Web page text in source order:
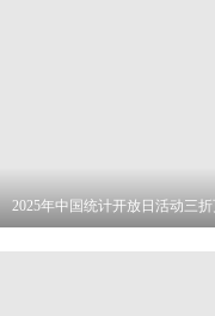
2025年中国统计开放日活动三